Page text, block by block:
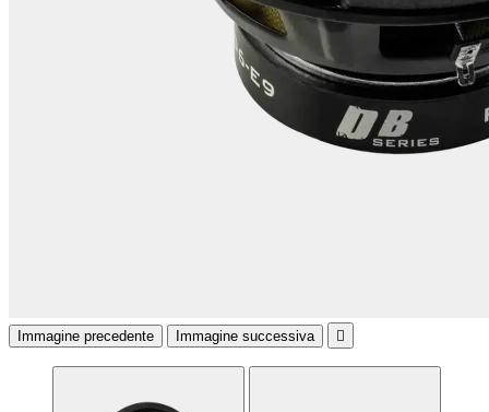
Immagine precedente Immagine successiva 